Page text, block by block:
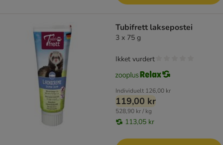
Tubifrett laksepostei
3 x 75 g
Individuelt 126,00 kr
119,00 kr
528,90 kr / kg
113,05 kr
Ikket vurdert